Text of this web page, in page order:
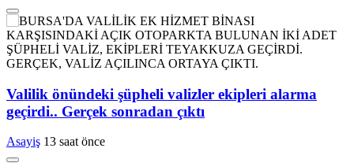
Valilik önündeki şüpheli valizler ekipleri alarma
geçirdi.. Gerçek sonradan çıktı
Asayiş 13 saat önce